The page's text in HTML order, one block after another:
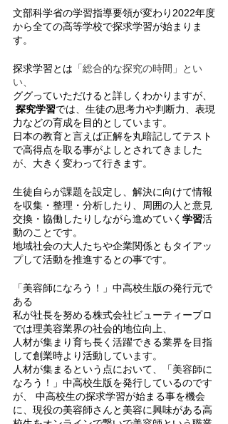
文部科学省の学習指導要領が変わり2022年度
から全ての高等学校で探求学習が始まりま
す。
探求学習とは 「総合的な探究の時間」とい
い、
ググっていただけると詳しくわかりますが、
探究学習では、生徒の思考力や判断力、表現
力などの育成を目的としています。
日本の教育と言えば正解を丸暗記してテスト
で高得点を取る事がよしとされてきました
が、大きく変わって行きます。
生徒自らが課題を設定し、解決に向けて情報
を収集・整理・分析したり、周囲の人と意見
交換・協働したりしながら進めていく 学習活
動のことです。
地域社会の大人たちや企業関係ともタイアッ
プして活動を推進するとの事です。
「美容師になろう！」中高校生版の発行元で
ある
私が社長を努める株式会社ビューティープロ
では理美容業界の社会的地位向上、
人材が集まり育ち長く活躍できる業界を目指
して創業時より活動しています。
人材が集まるという点において、「美容師に
なろう！」中高校生版を発行しているのです
が、 中高校生の探求学習が始まる事を機会
に、現役の美容師さんと美容に興味がある高